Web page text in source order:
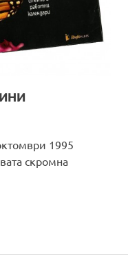
1995
скромна